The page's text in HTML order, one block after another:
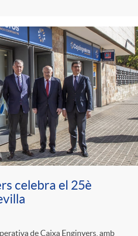
celebra el 25è
de Caixa Enginyers, amb